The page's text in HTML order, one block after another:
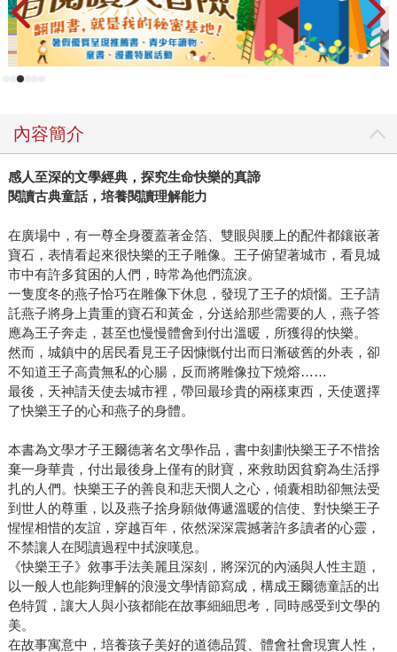
內容簡介
感人至深的文學經典，探究生命快樂的真諦
閱讀古典童話，培養閱讀理解能力
在廣場中，有一尊全身覆蓋著金箔、雙眼與腰上的配件都鑲嵌著
寶石，表情看起來很快樂的王子雕像。王子俯望著城市，看見城
市中有許多貧困的人們，時常為他們流淚。
一隻度冬的燕子恰巧在雕像下休息，發現了王子的煩惱。王子請
託燕子將身上貴重的寶石和黃金，分送給那些需要的人，燕子答
應為王子奔走，甚至也慢慢體會到付出溫暖，所獲得的快樂。
然而，城鎮中的居民看見王子因慷慨付出而日漸破舊的外表，卻
不知道王子高貴無私的心腸，反而將雕像拉下燒熔……
最後，天神請天使去城市裡，帶回最珍貴的兩樣東西，天使選擇
了快樂王子的心和燕子的身體。
本書為文學才子王爾德著名文學作品，書中刻劃快樂王子不惜捨
棄一身華貴，付出最後身上僅有的財寶，來救助因貧窮為生活掙
扎的人們。快樂王子的善良和悲天憫人之心，傾囊相助卻無法受
到世人的尊重，以及燕子捨身願做傳遞溫暖的信使、對快樂王子
惺惺相惜的友誼，穿越百年，依然深深震撼著許多讀者的心靈，
不禁讓人在閱讀過程中拭淚嘆息。
《快樂王子》敘事手法美麗且深刻，將深沉的內涵與人性主題，
以一般人也能夠理解的浪漫文學情節寫成，構成王爾德童話的出
色特質，讓大人與小孩都能在故事細細思考，同時感受到文學的
美。
在故事寓意中，培養孩子美好的道德品質、體會社會現實人性，